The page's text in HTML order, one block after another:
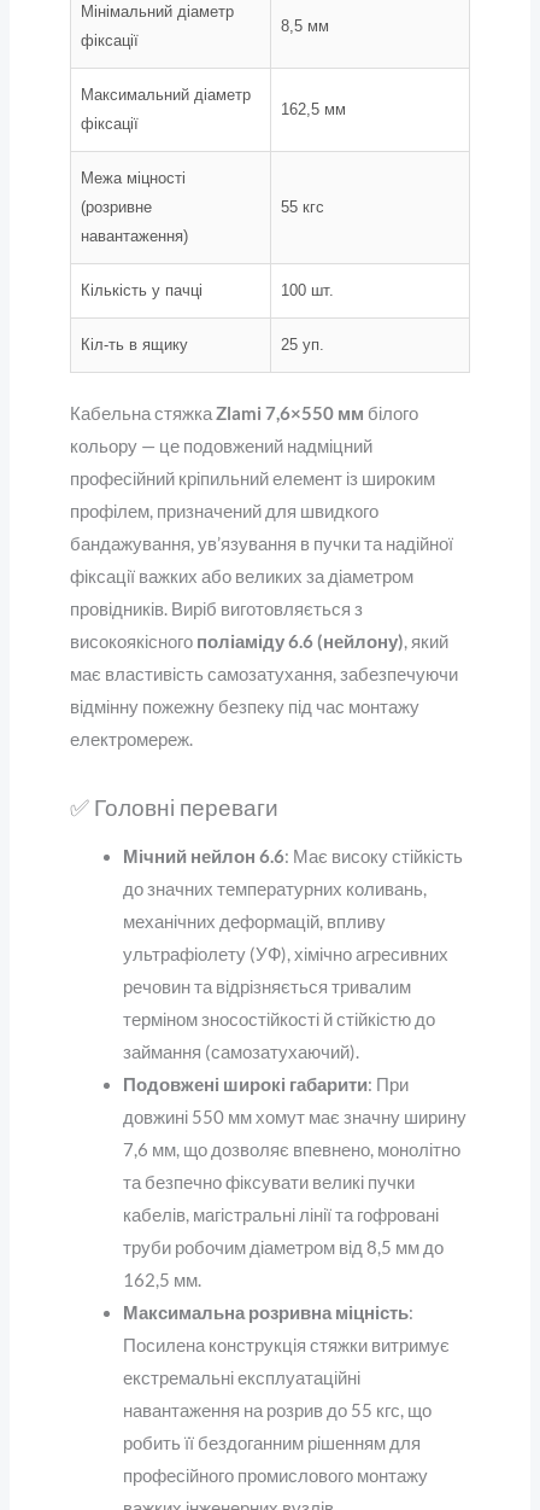
Мінімальний діаметр
фіксації
8,5 мм
Максимальний діаметр
фіксації
162,5 мм
Межа міцності
(розривне
навантаження)
55 кгс
Кількість у пачці 100 шт.
Кіл-ть в ящику 25 уп.
Кабельна стяжкаZlami 7,6×550 мм білого
кольору — це подовжений надміцний
професійний кріпильний елемент із широким
профілем, призначений для швидкого
бандажування, ув’язування в пучки та надійної
фіксації важких або великих за діаметром
провідників. Виріб виготовляється з
високоякісного поліаміду 6.6 (нейлону), який
має властивість самозатухання, забезпечуючи
відмінну пожежну безпеку під час монтажу
електромереж.
✅ Головні переваги
Мічний нейлон 6.6: Має високу стійкість
до значних температурних коливань,
механічних деформацій, впливу
ультрафіолету (УФ), хімічно агресивних
речовин та відрізняється тривалим
терміном зносостійкості й стійкістю до
займання (самозатухаючий).
Подовжені широкі габарити: При
довжині 550 мм хомут має значну ширину
7,6 мм, що дозволяє впевнено, монолітно
та безпечно фіксувати великі пучки
кабелів, магістральні лінії та гофровані
труби робочим діаметром від 8,5 мм до
162,5 мм.
Максимальна розривна міцність:
Посилена конструкція стяжки витримує
екстремальні експлуатаційні
навантаження на розрив до 55 кгс, що
робить її бездоганним рішенням для
професійного промислового монтажу